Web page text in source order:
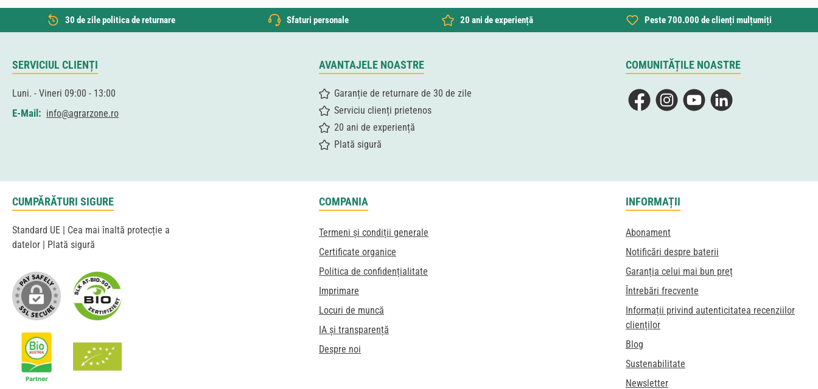
30 de zile politica de returnare Sfaturi personale 20 ani de experiență Peste 700.000 de clienți mulțumiți
SERVICIUL CLIENȚI
Luni. - Vineri 09:00 - 13:00
E-Mail: info@agrarzone.ro
AVANTAJELE NOASTRE
Garanție de returnare de 30 de zile
Serviciu clienți prietenos
20 ani de experiență
Plată sigură
COMUNITĂȚILE NOASTRE
FacebookInstagramYouTubeLinkedIn
CUMPĂRĂTURI SIGURE
Standard UE | Cea mai înaltă protecție a
datelor | Plată sigură
COMPANIA
Termeni și condiții generale
Certificate organice
Politica de confidențialitate
Imprimare
Locuri de muncă
IA și transparență
Despre noi
INFORMAȚII
Abonament
Notificări despre baterii
Garanția celui mai bun preț
Întrebări frecvente
Informații privind autenticitatea recenziilor
clienților
Blog
Sustenabilitate
Newsletter